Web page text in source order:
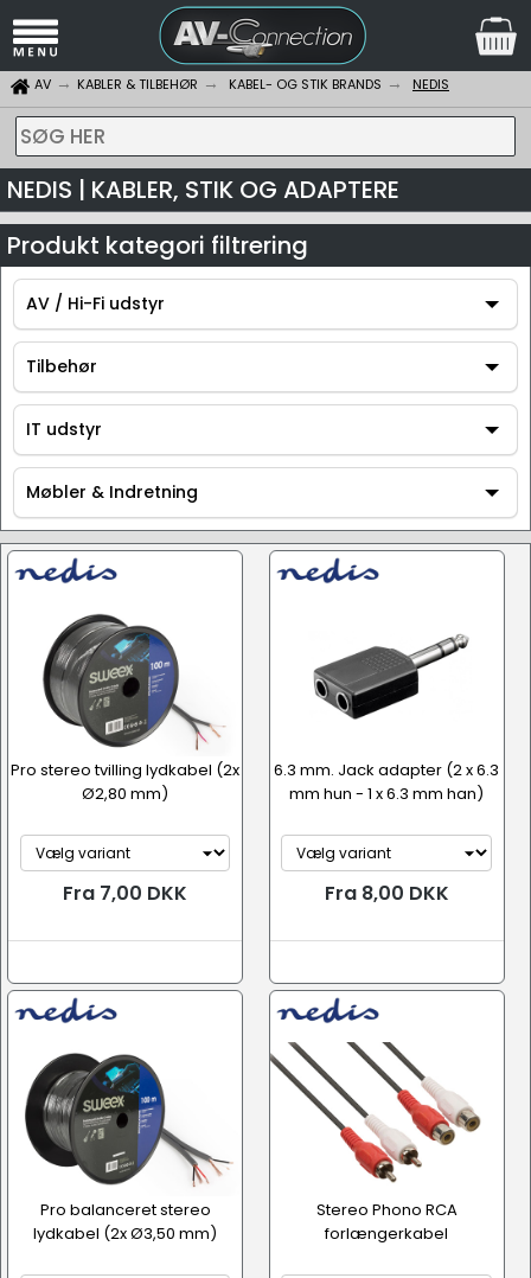
AV KABLER & TILBEHØR KABEL- OG STIK BRANDS NEDIS
SØG HER
NEDIS | KABLER, STIK OG ADAPTERE
Produkt kategori filtrering
AV / Hi-Fi udstyr
AV / Hi-Fi udstyr
Tilbehør
Tilbehør
IT udstyr
IT udstyr
Møbler & Indretning
Møbler & Indretning
Pro stereo tvilling lydkabel (2x
Ø2,80 mm)
Fra 7,00 DKK
6.3 mm. Jack adapter (2 x 6.3
mm hun - 1 x 6.3 mm han)
Fra 8,00 DKK
Pro balanceret stereo
lydkabel (2x Ø3,50 mm)
Stereo Phono RCA
forlængerkabel